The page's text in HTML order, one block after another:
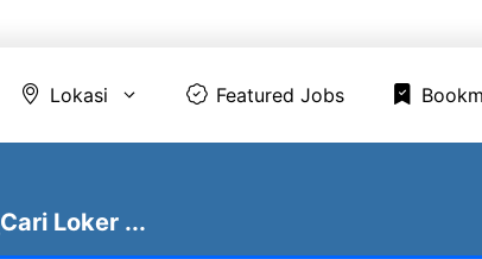
Lokasi Featured Jobs
Cari Loker ...